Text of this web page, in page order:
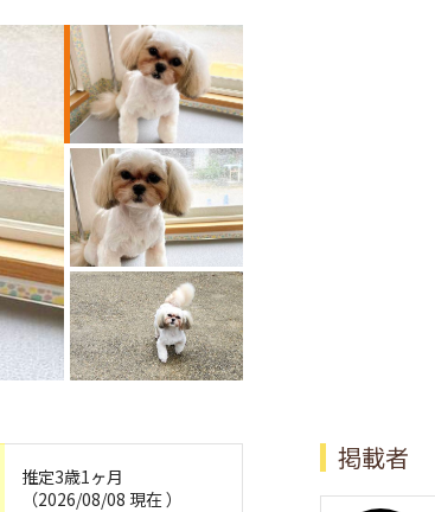
推定3歳1ヶ月
（2026/08/08 現在 ）
掲載者